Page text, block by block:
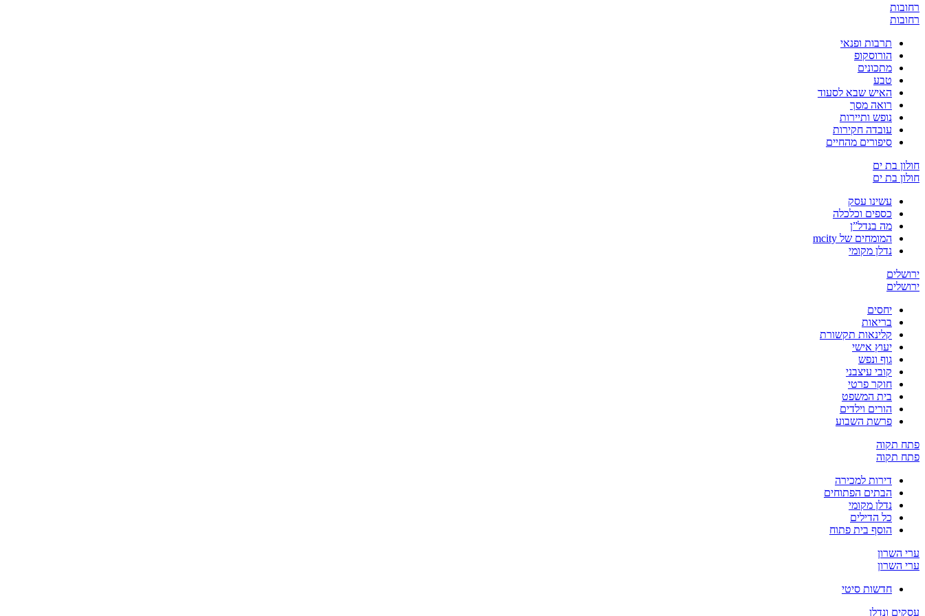
רחובות
רחובות
תרבות ופנאי
הורוסקופ
מתכונים
טבע
האיש שבא לסעוד
רואה מסך
נופש ותיירות
עובדה חקירות
סיפורים מהחיים
חולון בת ים
חולון בת ים
עשינו עסק
כספים וכלכלה
מה בנדל”ן
המומחים של mcity
נדלן מקומי
ירושלים
ירושלים
יחסים
בריאות
קלינאות תקשורת
יעוץ אישי
גוף ונפש
קובי עיצבני
חוקר פרטי
בית המשפט
הורים וילדים
פרשת השבוע
פתח תקוה
פתח תקוה
דירות למכירה
הבתים הפתוחים
נדלן מקומי
כל הדילים
הוסף בית פתוח
ערי השרון
ערי השרון
חדשות סיטי
עסקים ונדלן